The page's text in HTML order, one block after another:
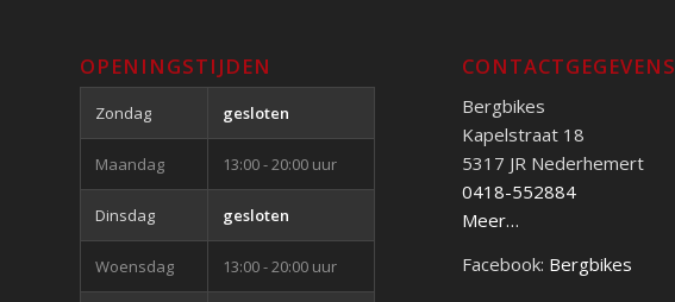
OPENINGSTIJDEN
Zondag gesloten
Maandag 13:00 - 20:00 uur
Dinsdag gesloten
Woensdag 13:00 - 20:00 uur
CONTACTGEGEVENS
Bergbikes
Kapelstraat 18
5317 JR Nederhemert
0418-552884
Meer…
Facebook: Bergbikes